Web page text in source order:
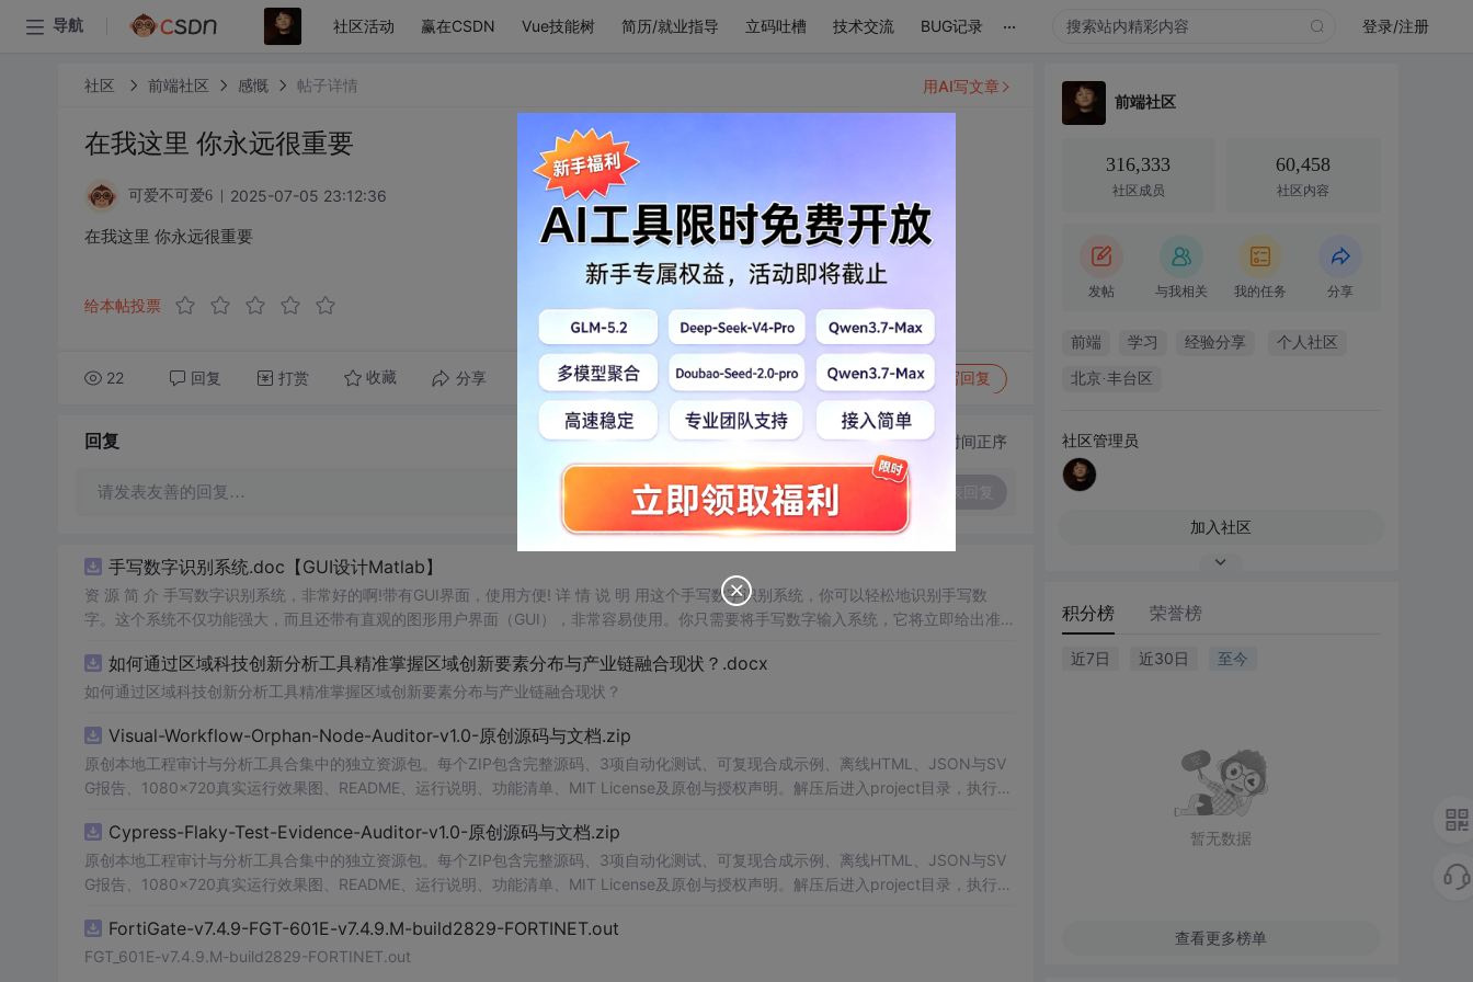
导航 社区活动 赢在CSDN Vue技能树 简历/就业指导 立码吐槽 技术交流 BUG记录 ... 登录/注册
社区 前端社区 感慨 帖子详情
在我这里 你永远很重要
可爱不可爱6 2025-07-05 23:12:36
在我这里 你永远很重要
给本帖投票
22 回复 打赏 收藏 分享 转发到动态 举报 写回复
用AI写文章
回复 切换为时间正序
请发表友善的回复…
手写数字识别系统.doc【GUI设计Matlab】
资 源 简 介 手写数字识别系统，非常好的啊!带有GUI界面，使用方便! 详 情 说 明 用这个手写数字识别系统，你可以轻松地识别手写数
字。这个系统不仅功能强大，而且还带有直观的图形用户界面（GUI），非常容易使用。你只需要将手写数字输入系统，它将立即给出准确
便和实用的工具，你一定会喜欢它的！
如何通过区域科技创新分析工具精准掌握区域创新要素分布与产业链融合现状？.docx
如何通过区域科技创新分析工具精准掌握区域创新要素分布与产业链融合现状？
Visual-Workflow-Orphan-Node-Auditor-v1.0-原创源码与文档.zip
原创本地工程审计与分析工具合集中的独立资源包。每个ZIP包含完整源码、3项自动化测试、可复现合成示例、离线HTML、JSON与SV
G报告、1080×720真实运行效果图、README、运行说明、功能清单、MIT License及原创与授权声明。解压后进入project目录，执行np
源码、Logo、官方截图、论文、生产日志或其他受限素材。适合前端开发、AI应用工程、测试审计和课程实践。
Cypress-Flaky-Test-Evidence-Auditor-v1.0-原创源码与文档.zip
原创本地工程审计与分析工具合集中的独立资源包。每个ZIP包含完整源码、3项自动化测试、可复现合成示例、离线HTML、JSON与SV
G报告、1080×720真实运行效果图、README、运行说明、功能清单、MIT License及原创与授权声明。解压后进入project目录，执行np
源码、Logo、官方截图、论文、生产日志或其他受限素材。适合前端开发、AI应用工程、测试审计和课程实践。
FortiGate-v7.4.9-FGT-601E-v7.4.9.M-build2829-FORTINET.out
FGT_601E-v7.4.9.M-build2829-FORTINET.out
前端社区
316,333
社区成员
60,458
社区内容
发帖 与我相关 我的任务 分享
前端 学习 经验分享 个人社区
北京·丰台区
社区管理员
加入社区
积分榜 荣誉榜
近7日 近30日 至今
暂无数据
查看更多榜单